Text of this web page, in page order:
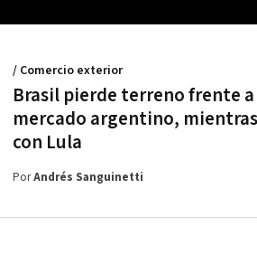
Brasil pierde terreno frente a
mercado argentino,
con Lula
/ Comercio exterior
PorAndrés Sanguinetti